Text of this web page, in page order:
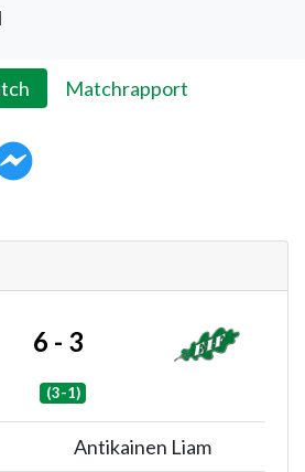
Matchrapport
6 - 3
(3-1)
Antikainen Liam